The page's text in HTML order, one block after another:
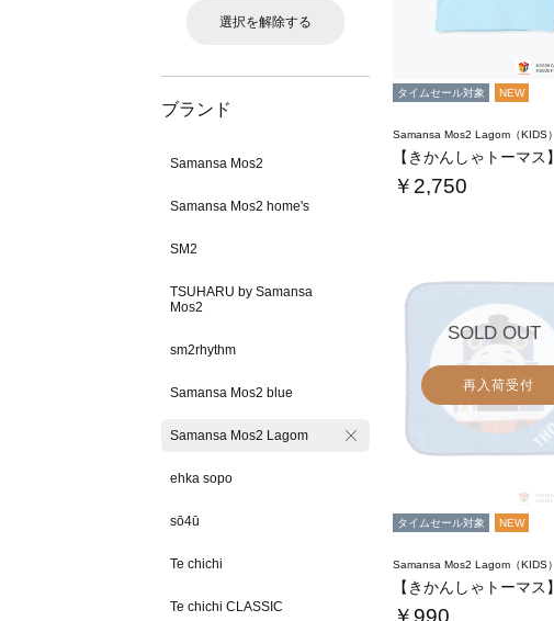
選択を解除する
ブランド
Samansa Mos2
Samansa Mos2 home's
SM2
TSUHARU by Samansa
Mos2
sm2rhythm
Samansa Mos2 blue
Samansa Mos2 Lagom
ehka sopo
sō4ū
Te chichi
Te chichi CLASSIC
タイムセール対象 NEW
Samansa Mos2 Lagom（KIDS）
￥2,750
SOLD OUT
再入荷受付
タイムセール対象 NEW
Samansa Mos2 Lagom（KIDS）
￥990